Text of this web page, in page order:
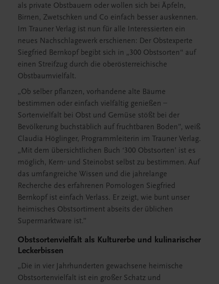
als private Obstbauern oder wollen sich bei Äpfeln,
Birnen, Zwetschken und Co einfach besser auskennen.
Im Trauner Verlag ist nun für alle Interessierten ein
neues Nachschlagewerk erschienen: Der Obstexperte
Siegfried Bernkopf begibt sich in „300 Obstsorten“ auf
einen Streifzug durch die oberösterreichische
Obstbaumvielfalt.
„Ob selber pflanzen, vorhandene alte Bäume
bestimmen oder einfach vielfältig genießen –
Sortenvielfalt bei Obst und Gemüse stößt bei der
Bevölkerung buchstäblich auf fruchtbaren Boden”, weiß
Claudia Höglinger, Programmleiterin im Trauner Verlag.
„Mit dem übersichtlichen Buch ‘300 Obstsorten’ ist es
möglich, Kern- und Steinobst selbst zu bestimmen. Auf
das umfangreiche Wissen und die jahrelange
Recherche des erfahrenen Pomologen Siegfried
Bernkopf ist einfach Verlass. Er zeigt, wie bunt unser
heimisches Obstsortiment abseits der üblichen
Supermarktware ist.”
Obstsortenvielfalt als Kulturerbe und kulinarischer
Leckerbissen
„Die in vier Jahrhunderten gewachsene heimische
Obstsortenvielfalt ist ein großer Schatz und